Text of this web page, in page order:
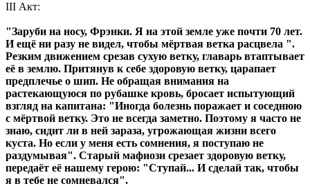
III Акт:
"Заруби на носу, Фрэнки. Я на этой земле уже почти 70 лет.
И ещё ни разу не видел, чтобы мёртвая ветка расцвела ".
Резким движением срезав сухую ветку, главарь втаптывает
её в землю. Притянув к себе здоровую ветку, царапает
предплечье о шип. Не обращая внимания на
растекающуюся по рубашке кровь, бросает испытующий
взгляд на капитана: "Иногда болезнь поражает и соседнюю
с мёртвой ветку. Это не всегда заметно. Поэтому я часто не
знаю, сидит ли в ней зараза, угрожающая жизни всего
куста. Но если у меня есть сомнения, я поступаю не
раздумывая". Старый мафиози срезает здоровую ветку,
передаёт её нашему герою: "Ступай... И сделай так, чтобы
я в тебе не сомневался".